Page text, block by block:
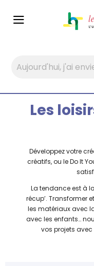
Les
Développez votre
créatifs, ou le Do It
La tendance est à
récup’. Transformer
les matériaux avec
avec les enfants…
vos projets